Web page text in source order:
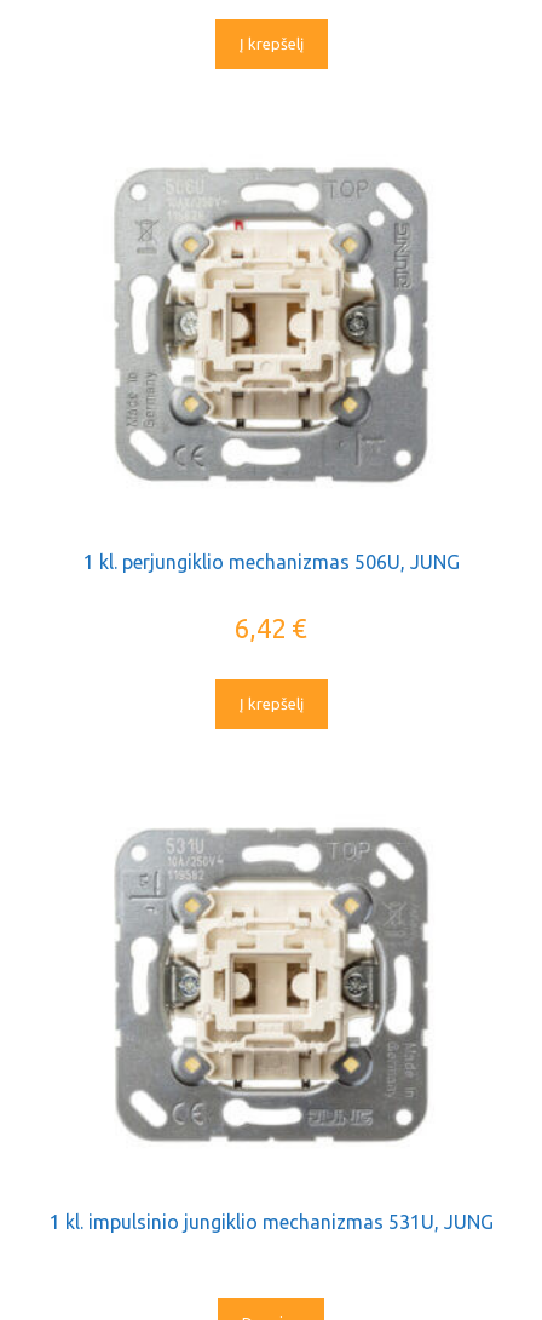
Į krepšelį
1 kl. perjungiklio mechanizmas 506U, JUNG
6,42 €
Į krepšelį
1 kl. impulsinio jungiklio mechanizmas 531U, JUNG